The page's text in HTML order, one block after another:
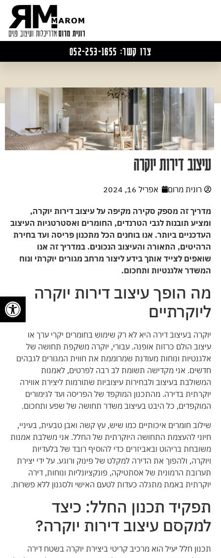
צרו קשר: 052-253-1655
עיצוב דירות יוקרה
רונית מרום אפריל 16, 2024
מדריך זה מספק סקירה מקיפה על עיצוב דירות יוקרה,
ומציע תובנות לגבי הטרנדים, החומרים ואסטרטגיות העיצוב
העדכניים ביותר. אנו בוחנים הכל מתכנון פריסה ועד בחירת
הרהיטים, התאורה והעיצוב הנכונים. במדריך זה אנו
שואפים לצייד אותך בידע ליצור מרחב מגורים יוקרתי ונוח
המשדר אלגנטיות ותחכום.
מה הופך עיצוב דירות יוקרה
ליוקרתיים
יוקרה בעיצוב דירה היא לא רק שימוש בחומרים יקרי ערך או
עיצוב הולם כרזות אופנה. עבורי, יוקרה משקפת תחושה של
אלגנטיות ונוחות מעודנת שמרוממת את חווית המגורים לגבהים
חדשים. אני מקדישה תשומת לב רבה לפרטים, לאמנות
המשולבת בעיצוב ולבחירות עיצוביות שתורמות ליצירת אווירה
יוקרתית בדירה. מהתכנון המוקפד של הפריסה ועד לגימורים
המוקפדים, כל היבט בעיצוב משדר תחושה של שפע ותחכום.
שילוב חומרים איכותיים כמו שיש, עץ קשה ואבן טבעית, בעיניי,
חיוני להעצמת התחושה היוקרתית של החלל. אני משלבת אמנות
משובחת בריהוט ובאביזרים כדי להוסיף רובד של בלעדיות
ויוקרה, ולהפוך את הדירה למקלט של פינוק ורוגע. על ידי יצירת
תערובת הרמונית של אסתטיקה, פונקציונליות ונוחות, דירה
יוקרתית באמת מתגלה כעדות לטעם האישי ולסגנון ללא פשרות.
תפקיד תכנון החלל: כיצד
למקסם עיצוב דירות יוקרה?
תכנון חלל יעיל הוא מרכיב קריטי ביצירת יוקרה בשטח דירה